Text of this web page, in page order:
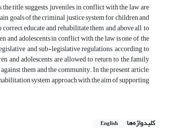
title suggests, juveniles in conflict with the law are
goals of the criminal justice system for children and
educate and rehabilitate them, and above all, to
adolescents in conflict with the law is one of the
and sub-legislative regulations, according to
and adolescents are allowed to return to the family
them and the community. In the present article,
system approach with the aim of supporting
کلیدواژه‌ها English